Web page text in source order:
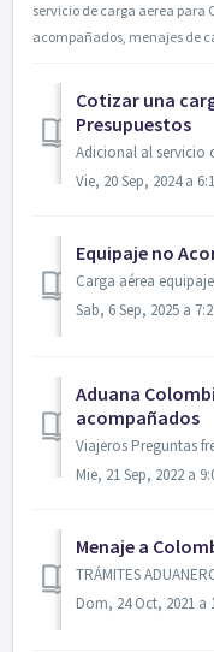
servicio de carga aerea para
acompañados, menajes de
Cotizar una
Presupuestos
Vie, 20 Sep, 2024 a
Equipaje no
Sab, 6 Sep, 2025 a
Aduana
acompañados
Mie, 21 Sep, 2022 a
Menaje a
Dom, 24 Oct, 2021 a